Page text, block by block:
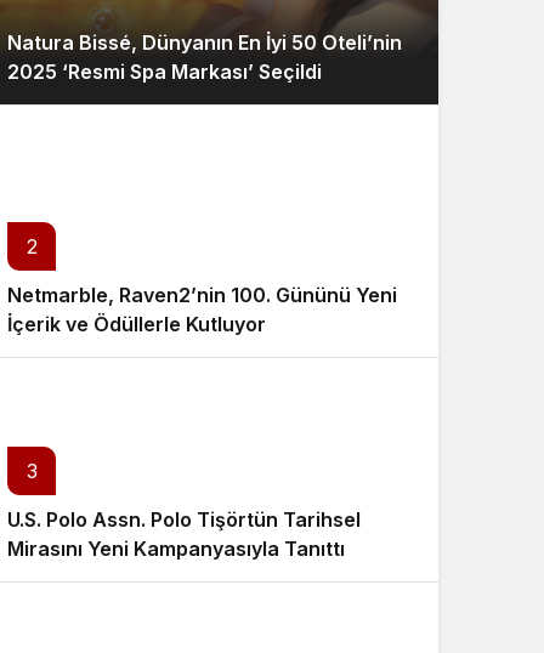
Natura Bissé, Dünyanın En İyi 50 Oteli’nin
2025 ‘Resmi Spa Markası’ Seçildi
2
Netmarble, Raven2’nin 100. Gününü Yeni
İçerik ve Ödüllerle Kutluyor
3
U.S. Polo Assn. Polo Tişörtün Tarihsel
Mirasını Yeni Kampanyasıyla Tanıttı